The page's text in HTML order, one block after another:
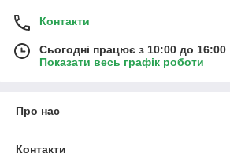
Контакти
Сьогодні працює з 10:00 до 16:00
Показати весь графік роботи
Про нас
Контакти